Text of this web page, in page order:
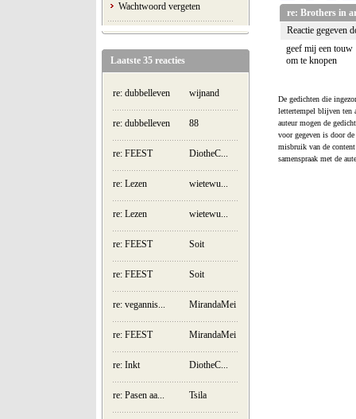
Wachtwoord vergeten
Laatste 35 reacties
re: dubbelleven wijnand
re: dubbelleven 88
re: FEEST DiotheC...
re: Lezen wietewu...
re: Lezen wietewu...
re: FEEST Soit
re: FEEST Soit
re: vegannis... MirandaMei
re: FEEST MirandaMei
re: Inkt DiotheC...
re: Pasen aa... Tsila
re: Brothers in
Reactie gegeven
geef mij een touw
om te knopen
De gedichten die
lettertempel blijven ten
auteur mogen de
voor gegeven is door
misbruik van de
samenspraak met de